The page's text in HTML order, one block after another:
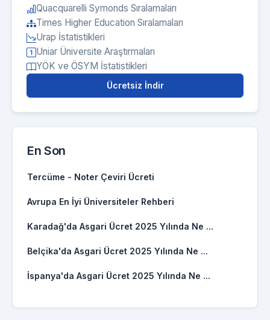
Quacquarelli Symonds Sıralamaları
Times Higher Education Sıralamaları
Urap İstatistikleri
Uniar Üniversite Araştırmaları
YÖK ve ÖSYM İstatistikleri
Ücretsiz İndir
En Son
Tercüme - Noter Çeviri Ücreti
Avrupa En İyi Üniversiteler Rehberi
Karadağ'da Asgari Ücret 2025 Yılında Ne ...
Belçika'da Asgari Ücret 2025 Yılında Ne ...
İspanya'da Asgari Ücret 2025 Yılında Ne ...